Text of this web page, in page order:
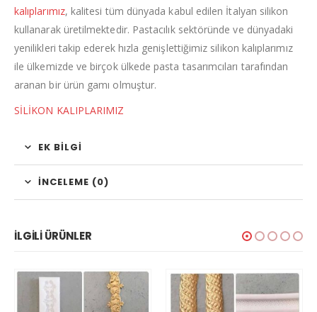
kalıplarımız, kalitesi tüm dünyada kabul edilen İtalyan silikon
kullanarak üretilmektedir. Pastacılık sektöründe ve dünyadaki
yenilikleri takip ederek hızla genişlettiğimiz silikon kalıplarımız
ile ülkemizde ve birçok ülkede pasta tasarımcıları tarafından
aranan bir ürün gamı olmuştur.
SİLİKON KALIPLARIMIZ
EK BILGI
İNCELEME (0)
İLGILI ÜRÜNLER